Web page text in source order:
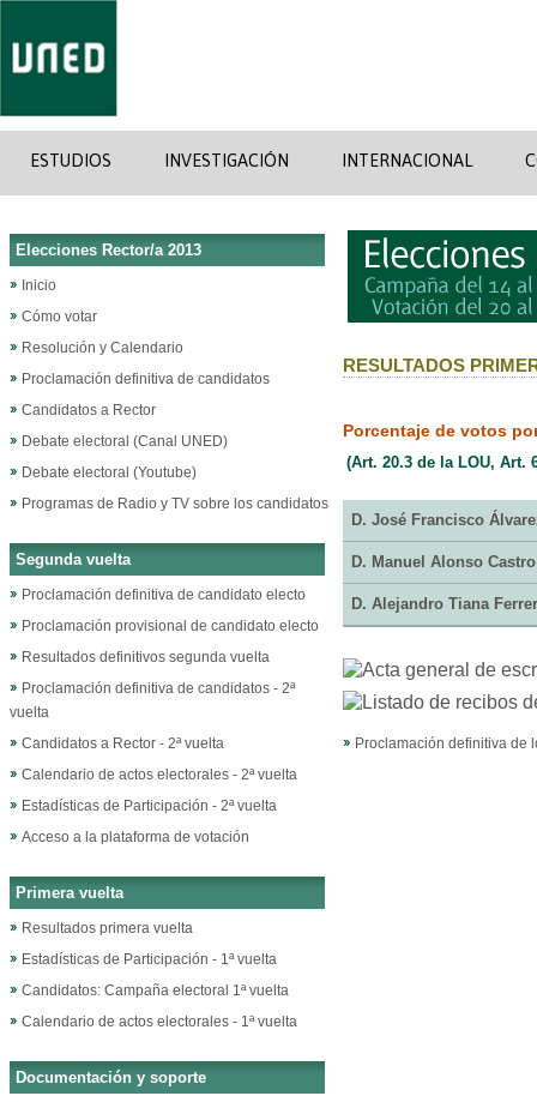
ESTUDIOS INVESTIGACIÓN INTERNACIONAL
Elecciones Rector/a 2013
Inicio
Cómo votar
Resolución y Calendario
Proclamación definitiva de candidatos
Candidatos a Rector
Debate electoral (Canal UNED)
Debate electoral (Youtube)
Programas de Radio y TV sobre los candidatos
Segunda vuelta
Proclamación definitiva de candidato electo
Proclamación provisional de candidato electo
Resultados definitivos segunda vuelta
Proclamación definitiva de candidatos - 2ª
vuelta
Candidatos a Rector - 2ª vuelta
Calendario de actos electorales - 2ª vuelta
Estadísticas de Participación - 2ª vuelta
Acceso a la plataforma de votación
Primera vuelta
Resultados primera vuelta
Estadísticas de Participación - 1ª vuelta
Candidatos: Campaña electoral 1ª vuelta
Calendario de actos electorales - 1ª vuelta
Documentación y soporte
RESULTADOS
Porcentaje de votos
(Art. 20.3 de la LOU, Art.
D. José Francisco
D. Manuel Alonso
D. Alejandro Tiana Ferrer
Proclamación definitiva de